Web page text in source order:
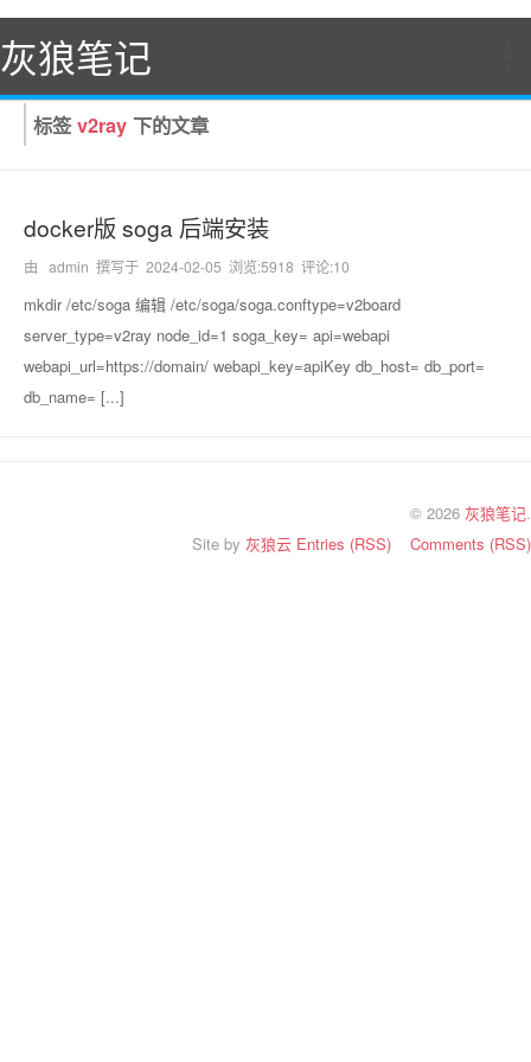
灰狼笔记
首页
干货教程
源码分享
乱七八糟
标签v2ray 下的文章
docker版 soga 后端安装
由 admin 撰写于 2024-02-05 浏览:5918 评论:10
mkdir /etc/soga 编辑 /etc/soga/soga.conftype=v2board
server_type=v2ray node_id=1 soga_key= api=webapi
webapi_url=https://domain/ webapi_key=apiKey db_host= db_port=
db_name= [...]
© 2026 灰狼笔记.
Site by 灰狼云 Entries (RSS) Comments (RSS)